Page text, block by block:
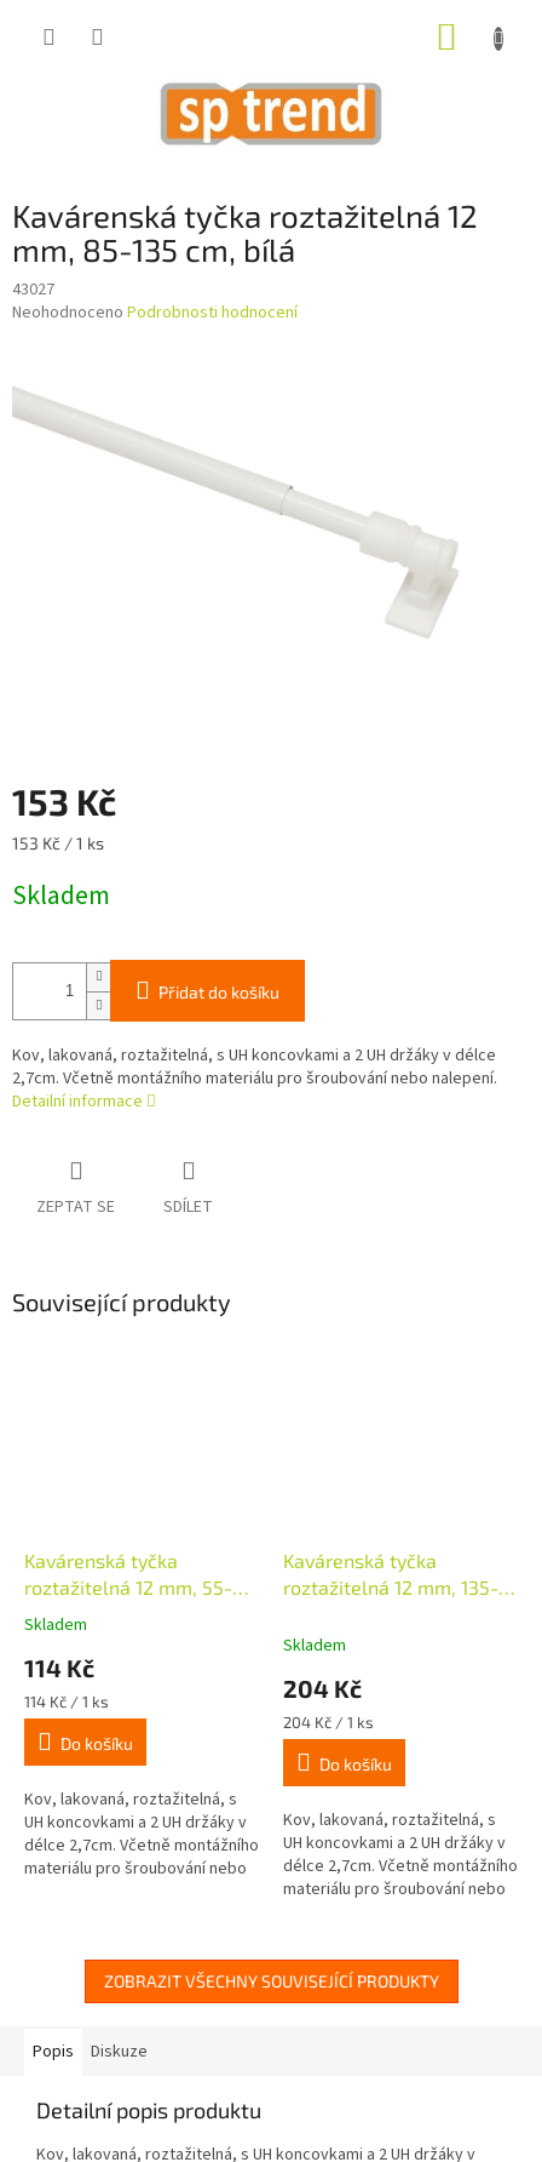
Kavárenská tyčka roztažitelná 12
mm, 85-135 cm, bílá
43027
Průměrné
je
z
Neohodnoceno Podrobnosti hodnocení
153 Kč
Měrná
153 Kč / 1 ks
Skladem
Přidat do košíku
Kov, lakovaná, roztažitelná, s UH koncovkami a 2 UH držáky v délce
2,7cm. Včetně montážního materiálu pro šroubování nebo nalepení.
Detailní informace
ZEPTAT SE SDÍLET
Související produkty
Kavárenská tyčka
roztažitelná 12 mm, 55-85
cm, bílá
Průměrné
produktu
je
3,0
5
hvězdiček.
Skladem
114 Kč
Měrná
cena:
114 Kč / 1 ks
Do košíku
Kov, lakovaná, roztažitelná, s
UH koncovkami a 2 UH držáky v
délce 2,7cm. Včetně montážního
materiálu pro šroubování nebo
Kavárenská tyčka
roztažitelná 12 mm, 135-
Skladem
204 Kč
Měrná
cena:
204 Kč / 1 ks
Do košíku
Kov, lakovaná, roztažitelná, s
UH koncovkami a 2 UH držáky v
délce 2,7cm. Včetně montážního
materiálu pro šroubování nebo
ZOBRAZIT VŠECHNY SOUVISEJÍCÍ PRODUKTY
Popis Diskuze
Detailní popis produktu
Kov, lakovaná, roztažitelná, s UH koncovkami a 2 UH držáky v